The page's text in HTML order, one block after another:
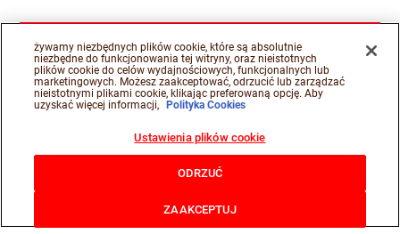
żywamy niezbędnych plików cookie, które są absolutnie
niezbędne do funkcjonowania tej witryny, oraz nieistotnych
plików cookie do celów wydajnościowych, funkcjonalnych lub
marketingowych. Możesz zaakceptować, odrzucić lub zarządzać
nieistotnymi plikami cookie, klikając preferowaną opcję. Aby
uzyskać więcej informacji,
Polityka Cookies
Ustawienia plików cookie
ODRZUĆ
ZAAKCEPTUJ